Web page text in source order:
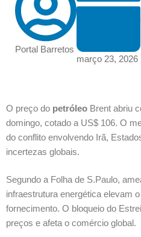
Portal Barretos
março 23, 2026
O preço do petróleo Brent abriu
domingo, cotado a US$ 106. O
do conflito envolvendo Irã,
incertezas globais.
Segundo a Folha de S.Paulo,
infraestrutura energética elevam
fornecimento. O bloqueio do
preços e afeta o comércio global.